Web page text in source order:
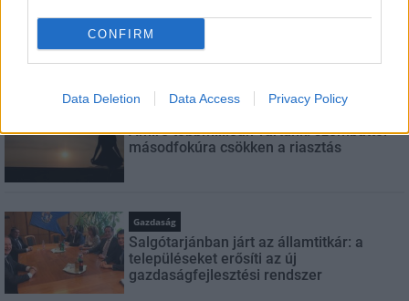
CONFIRM
Data Deletion Data Access Privacy Policy
LEGFRISSEBB
Amire többmillióan vártunk: szombattól
másodfokúra csökken a riasztás
Gazdaság
Salgótarjánban járt az államtitkár: a
településeket erősíti az új
gazdaságfejlesztési rendszer